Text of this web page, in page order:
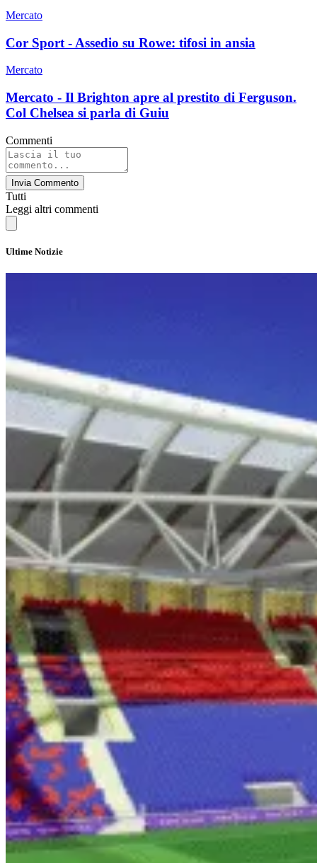
Mercato
Cor Sport - Assedio su Rowe: tifosi in ansia
Mercato
Mercato - Il Brighton apre al prestito di Ferguson.
Col Chelsea si parla di Guiu
Commenti
Invia Commento
Tutti
Leggi altri commenti
Ultime Notizie